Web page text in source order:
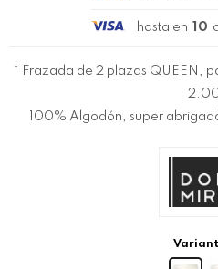
hasta en 10
* Frazada de 2 plazas QUEEN,
100% Algodón, super